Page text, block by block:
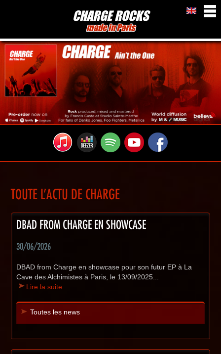
CHARGE ROCKS
made in Paris
TOUTE L'ACTU DE CHARGE
DBAD FROM CHARGE EN SHOWCASE
30/06/2026
DBAD from Charge en showcase pour son futur EP à La
Cave des Alchimistes à Paris, le 13/09/2025...
Lire la suite
Toutes les news